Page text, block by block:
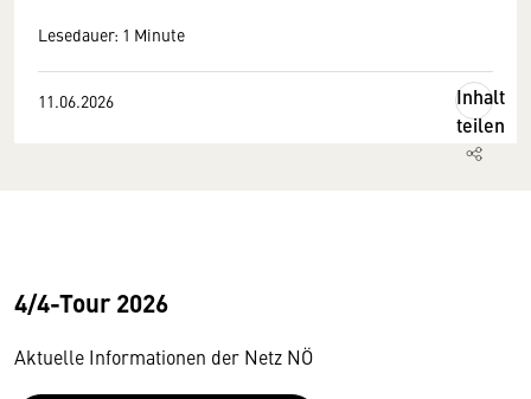
Lesedauer: 1 Minute
11.06.2026
Inhalt
teilen
4/4-Tour 2026
Aktuelle Informationen der Netz NÖ